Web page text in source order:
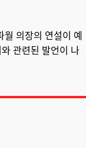
의장의 연설이 예
관련된 발언이 나